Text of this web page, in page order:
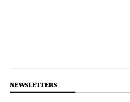
NEWSLETTERS